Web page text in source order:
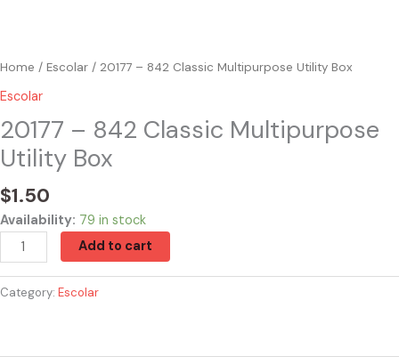
Home / Escolar / 20177 – 842 Classic Multipurpose Utility Box
Escolar
20177 – 842 Classic Multipurpose
Utility Box
$1.50
Availability: 79 in stock
Add to cart
Category: Escolar